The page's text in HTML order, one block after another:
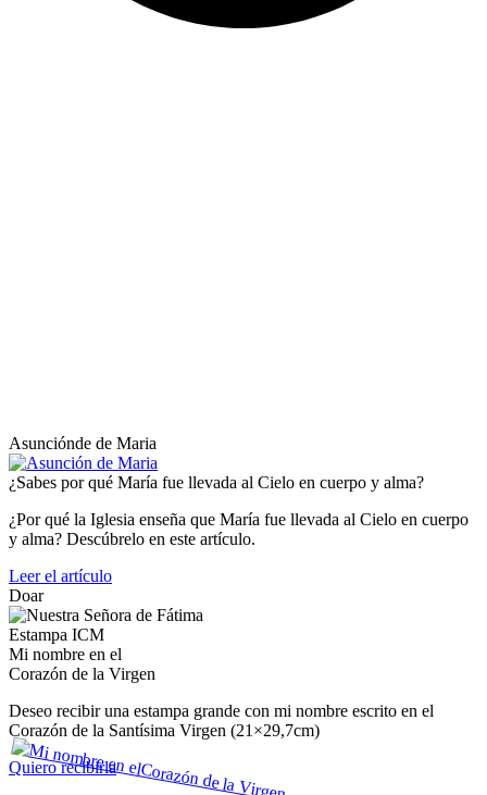
Asunciónde de Maria
¿Sabes por qué María fue llevada al Cielo en cuerpo y alma?
¿Por qué la Iglesia enseña que María fue llevada al Cielo en cuerpo
y alma? Descúbrelo en este artículo.
Leer el artículo
Doar
Estampa ICM
Mi nombre en el
Corazón de la Virgen
Deseo recibir una estampa grande con mi nombre escrito en el
Corazón de la Santísima Virgen (21×29,7cm)
Quiero recibirla